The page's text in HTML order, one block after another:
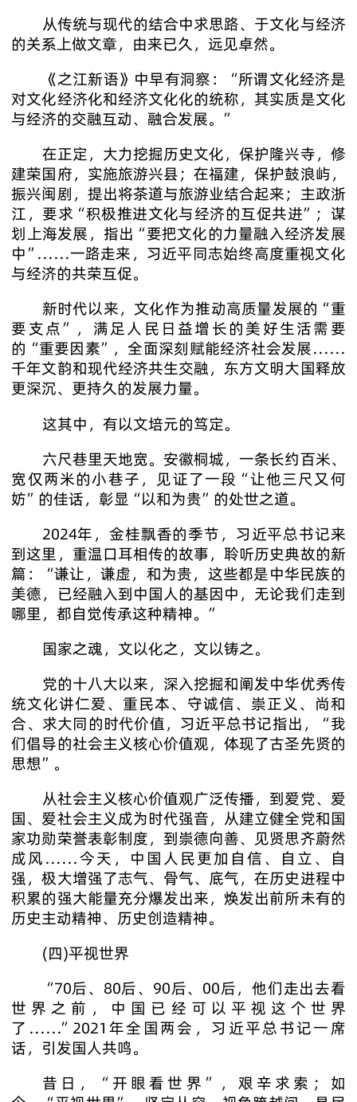
从传统与现代的结合中求思路、于文化与经济
的关系上做文章，由来已久，远见卓然。
《之江新语》中早有洞察：“所谓文化经济是
对文化经济化和经济文化化的统称，其实质是文化
与经济的交融互动、融合发展。”
在正定，大力挖掘历史文化，保护隆兴寺，修
建荣国府，实施旅游兴县；在福建，保护鼓浪屿，
振兴闽剧，提出将茶道与旅游业结合起来；主政浙
江，要求“积极推进文化与经济的互促共进”；谋
划上海发展，指出“要把文化的力量融入经济发展
中”……一路走来，习近平同志始终高度重视文化
与经济的共荣互促。
新时代以来，文化作为推动高质量发展的“重
要支点”，满足人民日益增长的美好生活需要
的“重要因素”，全面深刻赋能经济社会发展……
千年文韵和现代经济共生交融，东方文明大国释放
更深沉、更持久的发展力量。
这其中，有以文培元的笃定。
六尺巷里天地宽。安徽桐城，一条长约百米、
宽仅两米的小巷子，见证了一段“让他三尺又何
妨”的佳话，彰显“以和为贵”的处世之道。
2024年，金桂飘香的季节，习近平总书记来
到这里，重温口耳相传的故事，聆听历史典故的新
篇：“谦让，谦虚，和为贵，这些都是中华民族的
美德，已经融入到中国人的基因中，无论我们走到
哪里，都自觉传承这种精神。”
国家之魂，文以化之，文以铸之。
党的十八大以来，深入挖掘和阐发中华优秀传
统文化讲仁爱、重民本、守诚信、崇正义、尚和
合、求大同的时代价值，习近平总书记指出，“我
们倡导的社会主义核心价值观，体现了古圣先贤的
思想”。
从社会主义核心价值观广泛传播，到爱党、爱
国、爱社会主义成为时代强音，从建立健全党和国
家功勋荣誉表彰制度，到崇德向善、见贤思齐蔚然
成风……今天，中国人民更加自信、自立、自
强，极大增强了志气、骨气、底气，在历史进程中
积累的强大能量充分爆发出来，焕发出前所未有的
历史主动精神、历史创造精神。
(四)平视世界
“70后、80后、90后、00后，他们走出去看
世界之前，中国已经可以平视这个世界
了……”2021年全国两会，习近平总书记一席
话，引发国人共鸣。
昔日，“开眼看世界”，艰辛求索；如